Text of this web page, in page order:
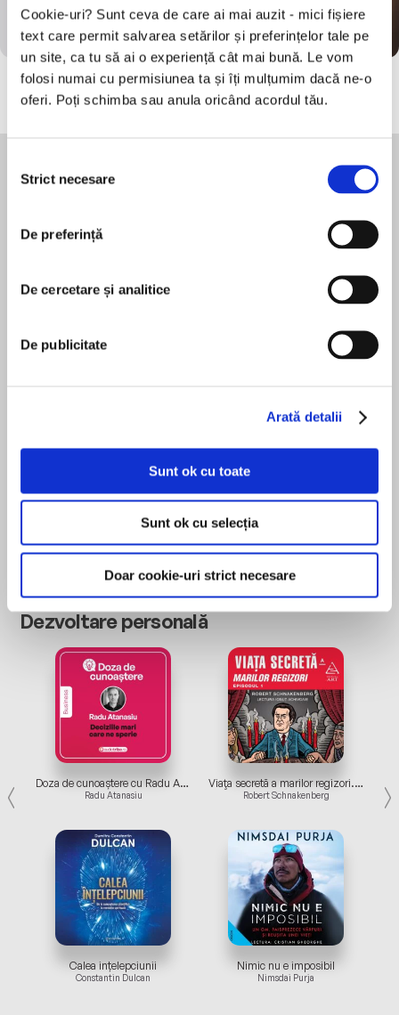
Cookie-uri? Sunt ceva de care ai mai auzit - mici fișiere
text care permit salvarea setărilor și preferințelor tale pe
un site, ca tu să ai o experiență cât mai bună. Le vom
folosi numai cu permisiunea ta și îți mulțumim dacă ne-o
oferi. Poți schimba sau anula oricând acordul tău.
consimțământului
Strict necesare
De preferință
De cercetare și analitice
De publicitate
Arată detalii
Sunt ok cu toate
Sunt ok cu selecția
Doar cookie-uri strict necesare
Ascultă și citește nelimitat
Erin Doom Robin Sharma
Dezvoltare personală
Doza de cunoaștere cu Radu Atanasiu. Episodul 1: Deciziile mari care ne sperie
Radu Atanasiu
Calea ințelepciunii
Constantin Dulcan
Viaţa secretă a marilor regizori. Episodul 1
Robert Schnakenberg
Nimic nu e imposibil
Nimsdai Purja